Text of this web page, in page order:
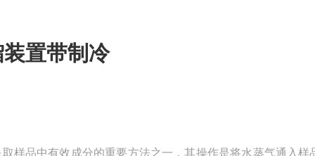
置带制冷
样品中有效成分的重要方法之一，其操作是将水蒸气通入样